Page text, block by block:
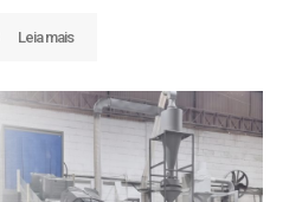
Leia mais